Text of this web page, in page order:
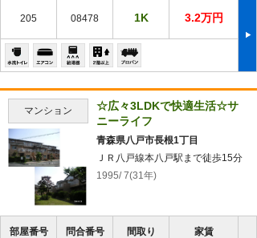
205 08478 1K 3.2万円
マンション
☆広々3LDKで快適生活☆サ
ニーライフ
青森県八戸市長根1丁目
ＪＲ八戸線本八戸駅まで徒歩15分
1995/ 7(31年)
部屋番号 問合番号 間取り 家賃